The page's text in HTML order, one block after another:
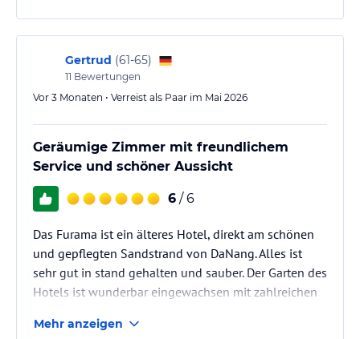
einen längeren Aufenthalt mit mehr Gepäck. Neben
dem gemütlichen Kingsize Bett auf beiden Seiten ein
Nachttisch mit Schublade. In der bestickten
Bettwäsche haben wir gut…
Gertrud (61-65)
11 Bewertungen
Vor 3 Monaten • Verreist als Paar im Mai 2026
Geräumige Zimmer mit freundlichem
Service und schöner Aussicht
6 / 6
Das Furama ist ein älteres Hotel, direkt am schönen
und gepflegten Sandstrand von DaNang. Alles ist
sehr gut in stand gehalten und sauber. Der Garten des
Hotels ist wunderbar eingewachsen mit zahlreichen
top gepflegt.
Mehr anzeigen